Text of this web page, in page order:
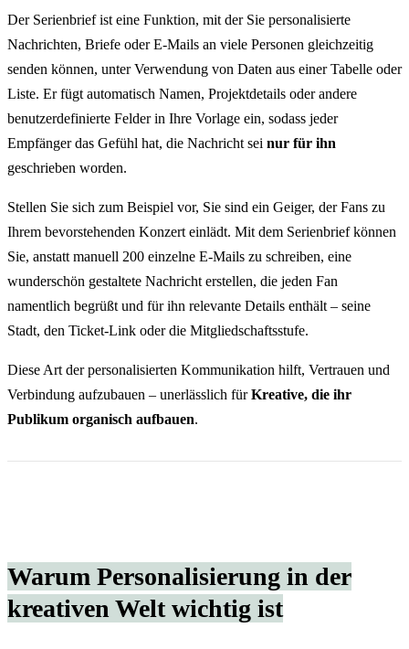
Der Serienbrief ist eine Funktion, mit der Sie personalisierte
Nachrichten, Briefe oder E-Mails an viele Personen gleichzeitig
senden können, unter Verwendung von Daten aus einer Tabelle oder
Liste. Er fügt automatisch Namen, Projektdetails oder andere
benutzerdefinierte Felder in Ihre Vorlage ein, sodass jeder
Empfänger das Gefühl hat, die Nachricht sei nur für ihn
geschrieben worden.
Stellen Sie sich zum Beispiel vor, Sie sind ein Geiger, der Fans zu
Ihrem bevorstehenden Konzert einlädt. Mit dem Serienbrief können
Sie, anstatt manuell 200 einzelne E-Mails zu schreiben, eine
wunderschön gestaltete Nachricht erstellen, die jeden Fan
namentlich begrüßt und für ihn relevante Details enthält – seine
Stadt, den Ticket-Link oder die Mitgliedschaftsstufe.
Diese Art der personalisierten Kommunikation hilft, Vertrauen und
Verbindung aufzubauen – unerlässlich fürKreative, die ihr
Publikum organisch aufbauen.
Warum Personalisierung in der
kreativen Welt wichtig ist